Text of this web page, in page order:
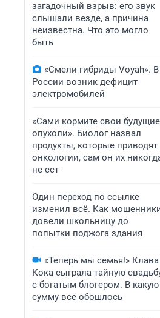
загадочный взрыв: его звук
слышали везде, а причина
неизвестна. Что это могло
быть
«Смели гибриды Voyah». В
России возник дефицит
электромобилей
«Сами кормите свои будущие
опухоли». Биолог назвал
продукты, которые приводят
онкологии, сам он их
не ест
Один переход по ссылке
изменил всё. Как
довели школьницу до
попытки поджога здания
«Теперь мы семья!» Клава
Кока сыграла тайную
с богатым блогером. В какую
сумму всё обошлось